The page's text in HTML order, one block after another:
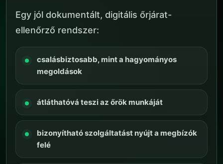
Egy jól dokumentált, digitális őrjárat-
ellenőrző rendszer:
csalásbiztosabb, mint a hagyományos
megoldások
átláthatóvá teszi az őrök munkáját
bizonyítható szolgáltatást nyújt a megbízók
felé